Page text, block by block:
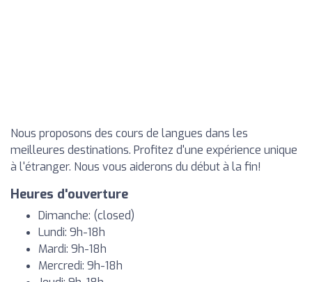
Nous proposons des cours de langues dans les
meilleures destinations. Profitez d'une expérience unique
à l'étranger. Nous vous aiderons du début à la fin!
Heures d'ouverture
Dimanche: (closed)
Lundi: 9h-18h
Mardi: 9h-18h
Mercredi: 9h-18h